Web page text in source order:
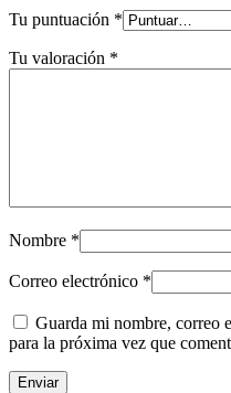
Tu puntuación *
Tu valoración *
Nombre *
Correo electrónico *
Guarda mi nombre, correo
para la próxima vez que